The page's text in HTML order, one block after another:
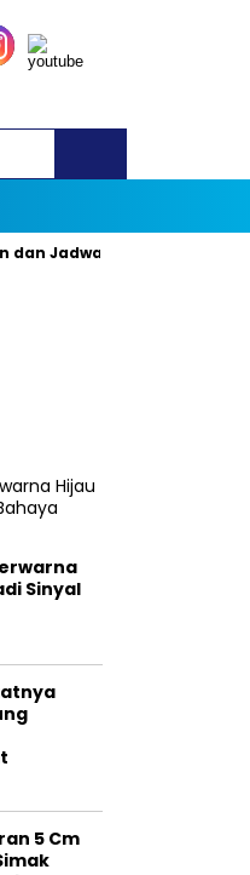
Resminya
Sinyal
5 Cm